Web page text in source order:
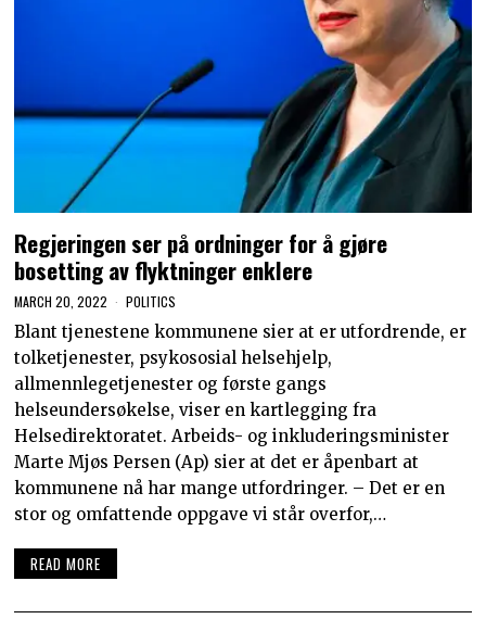
Regjeringen ser på ordninger for å gjøre
bosetting av flyktninger enklere
MARCH 20, 2022 POLITICS
Blant tjenestene kommunene sier at er utfordrende, er
tolketjenester, psykososial helsehjelp,
allmennlegetjenester og første gangs
helseundersøkelse, viser en kartlegging fra
Helsedirektoratet. Arbeids- og inkluderingsminister
Marte Mjøs Persen (Ap) sier at det er åpenbart at
kommunene nå har mange utfordringer. – Det er en
stor og omfattende oppgave vi står overfor,…
READ MORE